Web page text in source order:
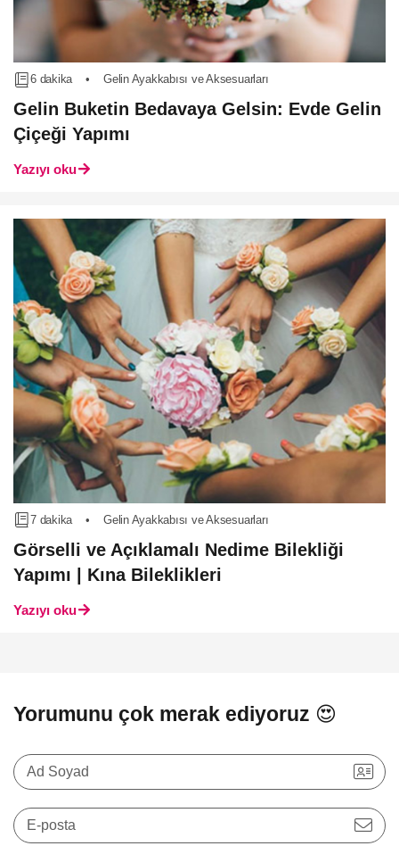
6 dakika • Gelin Ayakkabısı ve Aksesuarları
Gelin Buketin Bedavaya Gelsin: Evde Gelin
Çiçeği Yapımı
Yazıyı oku
7 dakika • Gelin Ayakkabısı ve Aksesuarları
Görselli ve Açıklamalı Nedime Bilekliği
Yapımı | Kına Bileklikleri
Yazıyı oku
Yorumunu çok merak ediyoruz 😍
Ad Soyad
E-posta